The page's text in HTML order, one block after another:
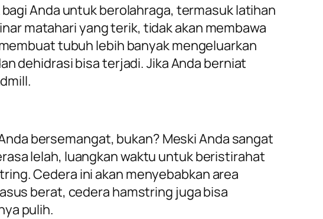
Anda untuk berolahraga, termasuk latihan
matahari yang terik, tidak akan membawa
tubuh lebih banyak mengeluarkan
dehidrasi bisa terjadi. Jika Anda berniat
bersemangat, bukan? Meski Anda sangat
lelah, luangkan waktu untuk beristirahat
. Cedera ini akan menyebabkan area
berat, cedera hamstring juga bisa
pulih.